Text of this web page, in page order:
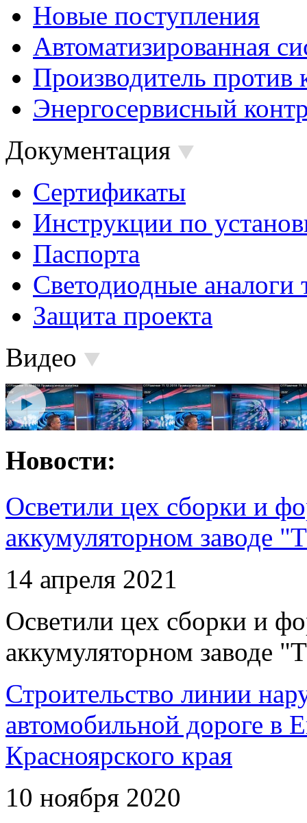
Новые поступления
Автоматизированная
Производитель против
Энергосервисный
Документация
Сертификаты
Инструкции по
Паспорта
Светодиодные аналоги
Защита проекта
Видео
Новости:
Осветили цех сборки и
аккумуляторном заводе
14 апреля 2021
Осветили цех сборки и
аккумуляторном заводе
Строительство линии
автомобильной дороге в
Красноярского края
10 ноября 2020